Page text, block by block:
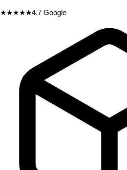
★★★★★4.7 Google